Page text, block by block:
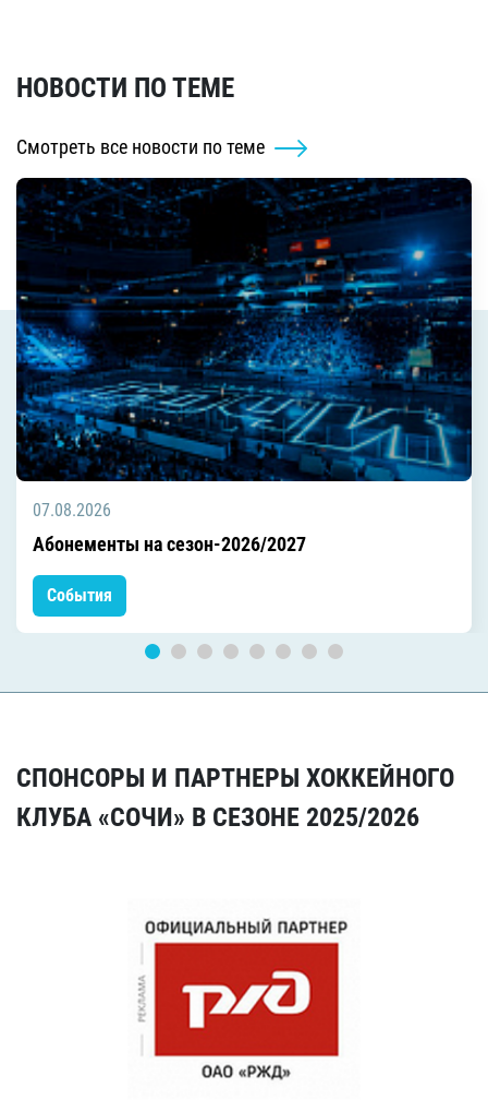
НОВОСТИ ПО ТЕМЕ
Смотреть все новости по теме
07.08.2026
Абонементы на сезон-2026/2027
События
СПОНСОРЫ И ПАРТНЕРЫ ХОККЕЙНОГО
КЛУБА «СОЧИ» В СЕЗОНЕ 2025/2026